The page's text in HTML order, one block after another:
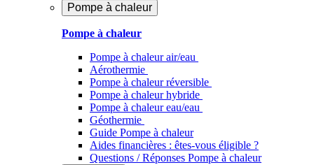
Pompe à chaleur
Pompe à chaleur
Pompe à chaleur air/eau
Aérothermie
Pompe à chaleur réversible
Pompe à chaleur hybride
Pompe à chaleur​ eau/eau
Géothermie
Guide Pompe à chaleur
Aides financières : êtes-vous éligible ?
Questions / Réponses Pompe à chaleur